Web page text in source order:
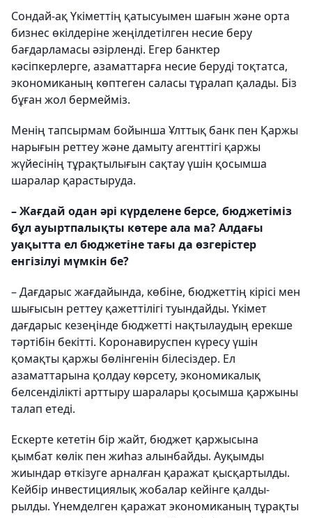
Сондай-ақ Үкіметтің қатысуымен шағын және орта
бизнес өкілдеріне жеңілдетілген несие беру
бағдарламасы әзірленді. Егер банктер
кәсіпкерлерге, азаматтарға несие беруді тоқтатса,
экономиканың көптеген саласы тұралап қалады. Біз
бұған жол бермейміз.
Менің тапсырмам бойынша Ұлттық банк пен Қаржы
нарығын реттеу және дамыту агенттігі қаржы
жүйесінің тұрақтылығын сақтау үшін қосымша
шаралар қарастыруда.
– Жағдай одан әрі күрделене берсе, бюджетіміз
бұл ауыртпалықты көтере ала ма? Алдағы
уақытта ел бюджетіне тағы да өзгерістер
енгізілуі мүмкін бе?
– Дағдарыс жағдайында, көбіне, бюджеттің кірісі мен
шығысын реттеу қажеттілігі туындайды. Үкімет
дағдарыс кезеңінде бюджетті нақтылаудың ерекше
тәртібін бекітті. Коронавируспен күре­су үшін
қомақты қаржы бөлінгенін біле­сіздер. Ел
азаматтарына қолдау көрсету, экономикалық
белсенділікті арттыру шаралары қосымша қаржыны
талап етеді.
Ескерте кететін бір жайт, бюджет қар­жысына
қымбат көлік пен жиһаз алын­байды. Ауқымды
жиындар өткізуге арналған қаражат қысқартылды.
Кейбір инвес­тициялық жобалар кейінге қалды­
рылды. Үнемделген қаражат экономи­каның тұрақты